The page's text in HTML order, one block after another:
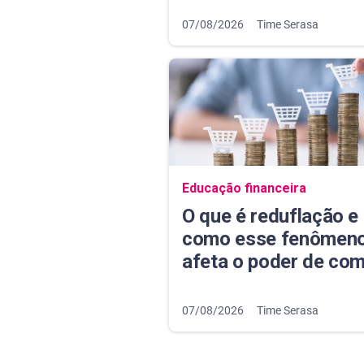
07/08/2026 Time Serasa
Navegação do blog
Educação financeira
O que é reduflação e
como esse
afeta o poder de
07/08/2026 Time Serasa